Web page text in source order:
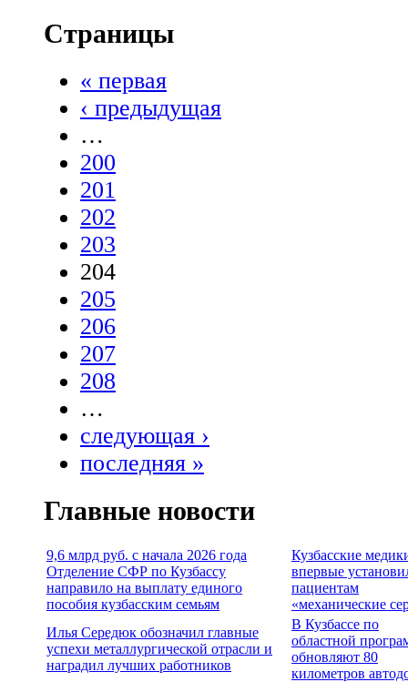
Страницы
« первая
‹ предыдущая
…
200
201
202
203
204
205
206
207
208
…
следующая ›
последняя »
Главные новости
9,6 млрд руб. с начала 2026 года
Отделение СФР по Кузбассу
направило на выплату единого
пособия кузбасским семьям
Кузбасские
впервые
пациентам
«механические
Илья Середюк обозначил главные
успехи металлургической отрасли и
наградил лучших работников
В Кузбассе по
областной
обновляют 80
километров